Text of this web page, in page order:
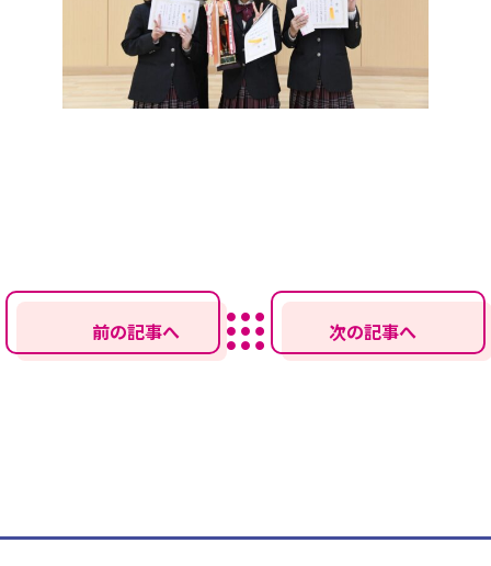
前の記事へ 次の記事へ